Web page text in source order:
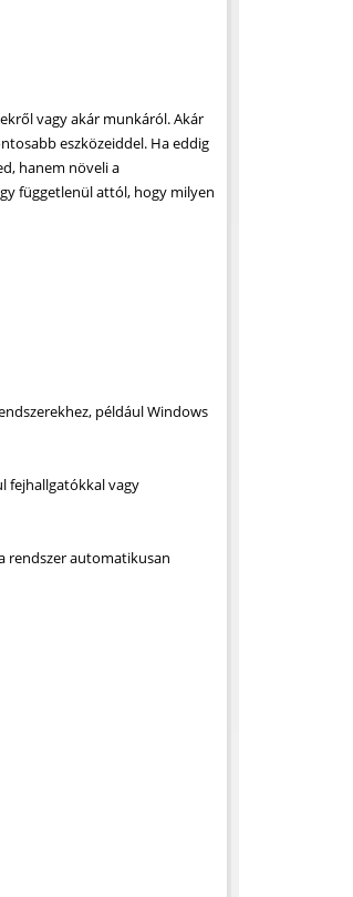
vagy akár munkáról. Akár
eszközeiddel. Ha eddig
hanem növeli a
függetlenül attól, hogy milyen
például Windows
fejhallgatókkal vagy
rendszer automatikusan